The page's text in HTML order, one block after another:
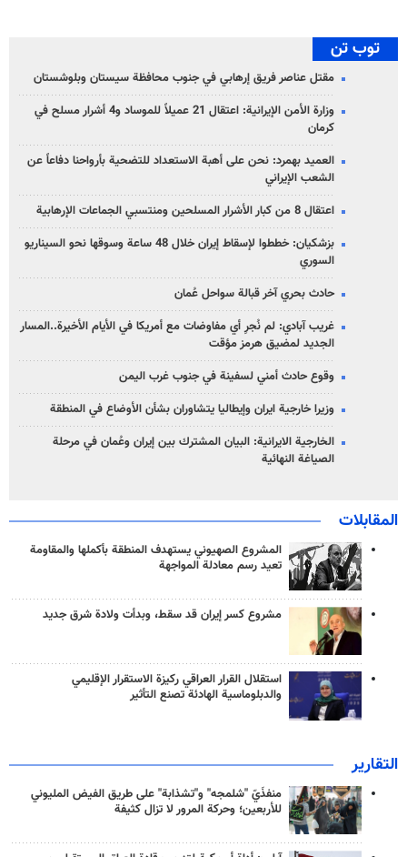
توب تن
مقتل عناصر فريق إرهابي في جنوب محافظة سيستان وبلوشستان
وزارة الأمن الإيرانية: اعتقال 21 عميلاً للموساد و4 أشرار مسلح في
كرمان
العميد بهمرد: نحن على أهبة الاستعداد للتضحية بأرواحنا دفاعاً عن
الشعب الإيراني
اعتقال 8 من كبار الأشرار المسلحين ومنتسبي الجماعات الإرهابية
بزشكيان: خططوا لإسقاط إيران خلال 48 ساعة وسوقها نحو السيناريو
السوري
حادث بحري آخر قبالة سواحل عُمان
غريب آبادي: لم نُجرِ أي مفاوضات مع أمريكا في الأيام الأخيرة..المسار
الجديد لمضيق هرمز مؤقت
وقوع حادث أمني لسفينة في جنوب غرب اليمن
وزيرا خارجية ايران وإيطاليا يتشاوران بشأن الأوضاع في المنطقة
الخارجية الايرانية: البيان المشترك بين إيران وعُمان في مرحلة
الصياغة النهائية
المقابلات
المشروع الصهيوني يستهدف المنطقة بأكملها والمقاومة
تعيد رسم معادلة المواجهة
مشروع كسر إيران قد سقط، وبدأت ولادة شرق جديد
استقلال القرار العراقي ركيزة الاستقرار الإقليمي
والدبلوماسية الهادئة تصنع التأثير
التقارير
منفذَيّ "شلمجه" و"تشذابة" على طريق الفيض المليوني
للأربعين؛ وحركة المرور لا تزال كثيفة